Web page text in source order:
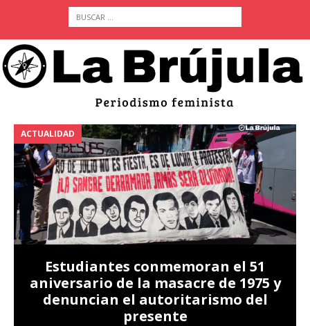
ACTUALIDAD
Estudiantes conmemoran el 51
aniversario de la masacre de 1975 y
denuncian el autoritarismo del
presente